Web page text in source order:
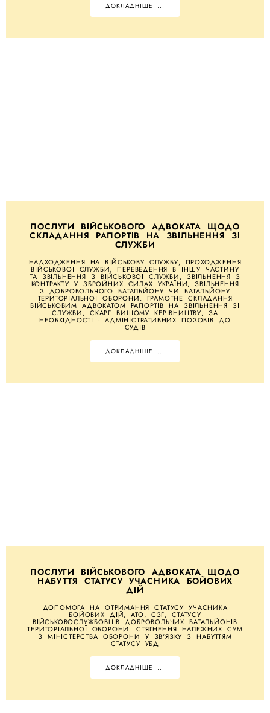
ДОКЛАДНІШЕ ...
ПОСЛУГИ ВІЙСЬКОВОГО АДВОКАТА ЩОДО
СКЛАДАННЯ РАПОРТІВ НА ЗВІЛЬНЕННЯ ЗІ
СЛУЖБИ
НАДХОДЖЕННЯ НА ВІЙСЬКОВУ СЛУЖБУ, ПРОХОДЖЕННЯ
ВІЙСЬКОВОЇ СЛУЖБИ, ПЕРЕВЕДЕННЯ В ІНШУ ЧАСТИНУ
ТА ЗВІЛЬНЕННЯ З ВІЙСЬКОВОЇ СЛУЖБИ, ЗВІЛЬНЕННЯ З
КОНТРАКТУ У ЗБРОЙНИХ СИЛАХ УКРАЇНИ, ЗВІЛЬНЕННЯ
З ДОБРОВОЛЬЧОГО БАТАЛЬЙОНУ ЧИ БАТАЛЬЙОНУ
ТЕРИТОРІАЛЬНОЇ ОБОРОНИ. ГРАМОТНЕ СКЛАДАННЯ
ВІЙСЬКОВИМ АДВОКАТОМ РАПОРТІВ НА ЗВІЛЬНЕННЯ ЗІ
СЛУЖБИ, СКАРГ ВИЩОМУ КЕРІВНИЦТВУ, ЗА
НЕОБХІДНОСТІ - АДМІНІСТРАТИВНИХ ПОЗОВІВ ДО
СУДІВ
ДОКЛАДНІШЕ ...
ПОСЛУГИ ВІЙСЬКОВОГО АДВОКАТА ЩОДО
НАБУТТЯ СТАТУСУ УЧАСНИКА БОЙОВИХ
ДІЙ
ДОПОМОГА НА ОТРИМАННЯ СТАТУСУ УЧАСНИКА
БОЙОВИХ ДІЙ, АТО, СЗГ, СТАТУСУ
ВІЙСЬКОВОСЛУЖБОВЦІВ ДОБРОВОЛЬЧИХ БАТАЛЬЙОНІВ
ТЕРИТОРІАЛЬНОЇ ОБОРОНИ. СТЯГНЕННЯ НАЛЕЖНИХ СУМ
З МІНІСТЕРСТВА ОБОРОНИ У ЗВ'ЯЗКУ З НАБУТТЯМ
СТАТУСУ УБД
ДОКЛАДНІШЕ ...